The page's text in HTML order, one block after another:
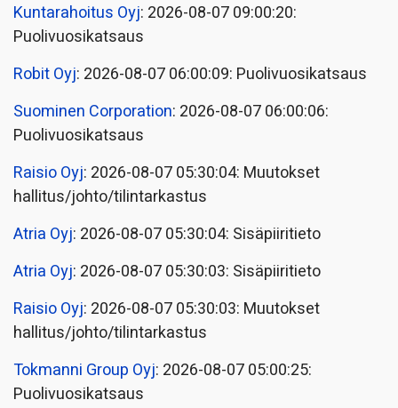
Kuntarahoitus Oyj: 2026-08-07 09:00:20:
Puolivuosikatsaus
Robit Oyj: 2026-08-07 06:00:09: Puolivuosikatsaus
Suominen Corporation: 2026-08-07 06:00:06:
Puolivuosikatsaus
Raisio Oyj: 2026-08-07 05:30:04: Muutokset
hallitus/johto/tilintarkastus
Atria Oyj: 2026-08-07 05:30:04: Sisäpiiritieto
Atria Oyj: 2026-08-07 05:30:03: Sisäpiiritieto
Raisio Oyj: 2026-08-07 05:30:03: Muutokset
hallitus/johto/tilintarkastus
Tokmanni Group Oyj: 2026-08-07 05:00:25:
Puolivuosikatsaus